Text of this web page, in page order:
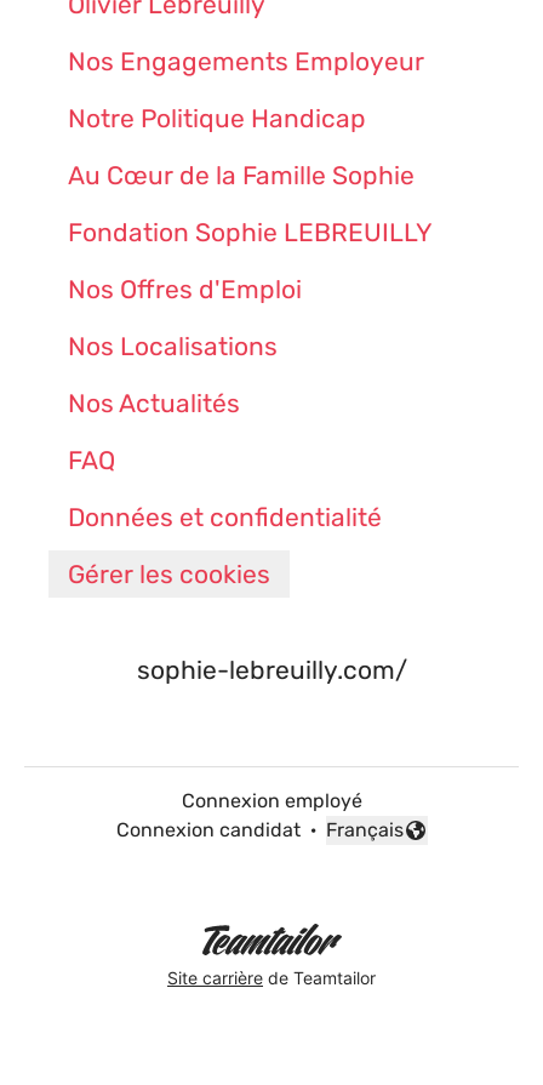
Nos Engagements Employeur
Notre Politique Handicap
Au Cœur de la Famille Sophie
Fondation Sophie LEBREUILLY
Nos Offres d'Emploi
Nos Localisations
Nos Actualités
FAQ
Données et confidentialité
Gérer les cookies
sophie-lebreuilly.com/
Connexion employé
Connexion candidat ·
Changer la langue
Français
Site carrière de Teamtailor